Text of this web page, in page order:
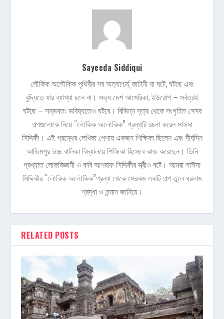
Sayeeda Siddiqui
লৌকিক অলৌকিক পৃথিবীর সব অত্যাশ্চর্য্ কাহিনী যা ঘটে, ঘটছে এবং
বুদ্ধিতে যার ব্যাখ্যা চলে না। সভ্য দেশ আমেরিকা, ইউরোপ – সর্বত্রই
ঘটছে – সম্ভবতঃ ভবিষ্যতেও ঘটবে। বিভিন্ন সূত্র থেকে সংগৃহিত সেসব
গল্পগুলোকে নিয়ে “লৌকিক অলৌকিক” গ্রন্থটি রচনা করেন সাঈদা
সিদ্দিকী। এই গ্রন্থের লেখিকা পেশায় একজন শিক্ষিকা ছিলেন এবং দীর্ঘদিন
আজিমপুর উচ্চ বালিকা বিদ্যালয়ে শিক্ষিকা হিসেবে কাজ করেছেন। তিনি
প্রখ্যাত লোকবিজ্ঞানী ও কবি আশরাফ সিদ্দিকীর স্ত্রীও বটে। আমরা সাঈদা
সিদ্দিকীর “লৌকিক অলৌকিক”গ্রন্থ থেকে সেরকম একটি গল্প তুলে ধরলাম
শ্রদ্ধা ও সন্মান জানিয়ে।
RELATED POSTS